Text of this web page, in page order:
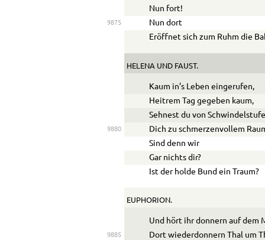
Nun fort!
9875
Nun dort
Eröffnet sich zum Ruhm die
HELENA UND FAUST.
Kaum in’s Leben eingerufen,
Heitrem Tag gegeben kaum,
Sehnest du von
9880
Dich zu schmerzenvollem
Sind denn wir
Gar nichts dir?
Ist der holde Bund ein Traum?
EUPHORION.
Und hört ihr donnern auf dem
9885
Dort wiederdonnern Thal um